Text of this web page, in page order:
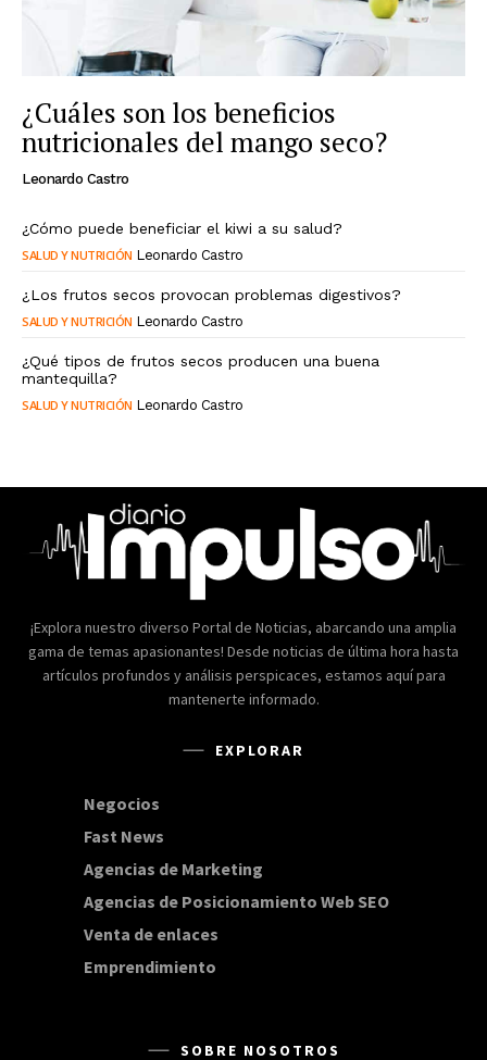
¿Cuáles son los beneficios
nutricionales del mango seco?
Leonardo Castro
¿Cómo puede beneficiar el kiwi a su salud?
SALUD Y NUTRICIÓN Leonardo Castro
¿Los frutos secos provocan problemas digestivos?
SALUD Y NUTRICIÓN Leonardo Castro
¿Qué tipos de frutos secos producen una buena
mantequilla?
SALUD Y NUTRICIÓN Leonardo Castro
¡Explora nuestro diverso Portal de Noticias, abarcando una amplia
gama de temas apasionantes! Desde noticias de última hora hasta
artículos profundos y análisis perspicaces, estamos aquí para
mantenerte informado.
EXPLORAR
Negocios
Fast News
Agencias de Marketing
Agencias de Posicionamiento Web SEO20
Venta de enlaces
Emprendimiento
SOBRE NOSOTROS